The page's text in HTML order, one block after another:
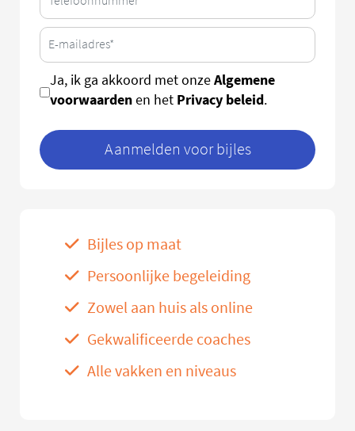
Ja, ik ga akkoord met onzeAlgemene
voorwaardenen het Privacy beleid.
Aanmelden voor bijles
Bijles op maat
Persoonlijke begeleiding
Zowel aan huis als online
Gekwalificeerde coaches
Alle vakken en niveaus